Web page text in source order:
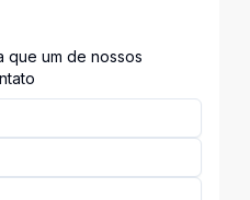
que um de nossos